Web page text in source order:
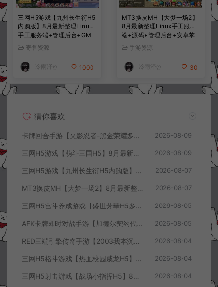
三网H5游戏【九州长生衍H5
内购版】8月最新整理Linux
手工服务端+管理后台+GM
授权后台+简易安卓客户端
+详细搭建教程+视频教程
寄售资源
冷雨泽ღ 1000
MT3换皮MH【大梦一场2】
8月最新整理Linux手工服务
端+源码+管理后台+安卓苹
果双端+详细搭建教程+视频
教程
手游资源
冷雨泽ღ 30
猜你喜欢
卡牌回合手游【火影忍者-黑金荣耀多区跨服平台币内购版】8月最新整理Linux手工服务端+CDK授权后台+安卓+详细搭建教程+视频教程 2026-08-09
三网H5游戏【萌斗三国H5】8月最新整理Win一键服务端+GM充值后台+简易安卓客户端+详细搭建教程+视频教程 2026-08-09
三网H5游戏【九州长生衍H5内购版】8月最新整理Linux手工服务端+管理后台+GM授权后台+简易安卓客户端+详细搭建教程+视频教程 2026-08-07
MT3换皮MH【大梦一场2】8月最新整理Linux手工服务端+源码+管理后台+安卓苹果双端+详细搭建教程+视频教程 2026-08-07
三网H5宫斗养成游戏【盛世芳華H5多区跨服代金券内购优化版】8月最新整理Linux手工服务端+CDK授权后台+全资源安卓+详细搭建教程+视频教程 2026-08-05
AFK卡牌即时对战手游【加德尔契约代金券内购修复版】8月最新整理Linux手工服务端+前后端全套源码+CDK授权后台+安卓苹果双端+详细搭建教程+视频教程 2026-08-05
RED三端引擎传奇手游【2003我本沉默三职业】8月最新整理Win一键服务端+PC安卓+详细搭建教程 2026-08-04
三网H5格斗游戏【热血校园威龙H5】8月最新整理Linux手工服务端+Win一键服务端+解压即玩+简易安卓客户端+详细搭建教程 2026-08-04
三网H5射击游戏【战场小指挥H5】8月最新整理Linux手工服务端+Win一键服务端+解压即玩+简易安卓客户端+详细搭建教程 2026-08-04